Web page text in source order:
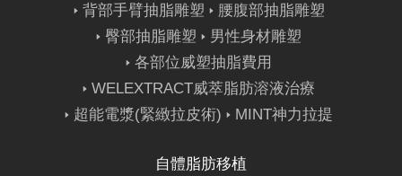
背部手臂抽脂雕塑
腰腹部抽脂雕塑
臀部抽脂雕塑
男性身材雕塑
各部位威塑抽脂費用
WELEXTRACT威萃脂肪溶液治療
超能電漿(緊緻拉皮術)
MINT神力拉提
自體脂肪移植